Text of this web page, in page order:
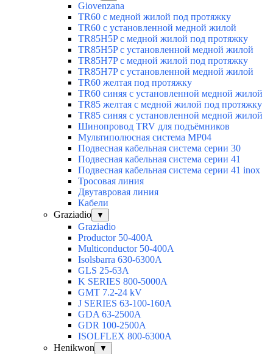
Giovenzana
TR60 с медной жилой под протяжку
TR60 с установленной медной жилой
TR85H5P с медной жилой под протяжку
TR85H5P с установленной медной жилой
TR85H7P с медной жилой под протяжку
TR85H7P с установленной медной жилой
TR60 желтая под протяжку
TR60 синяя с установленной медной жилой
TR85 желтая с медной жилой под протяжку
TR85 синяя с установленной медной жилой
Шинопровод TRV для подъёмников
Мультиполюсная система MP04
Подвесная кабельная система серии 30
Подвесная кабельная система серии 41
Подвесная кабельная система серии 41 inox
Тросовая линия
Двутавровая линия
Кабели
Graziadio
▼
Graziadio
Productor 50-400А
Multiconductor 50-400А
Isolsbarra 630-6300А
GLS 25-63А
K SERIES 800-5000A
GMT 7.2-24 kV
J SERIES 63-100-160A
GDA 63-2500А
GDR 100-2500А
ISOLFLEX 800-6300А
Henikwon
▼